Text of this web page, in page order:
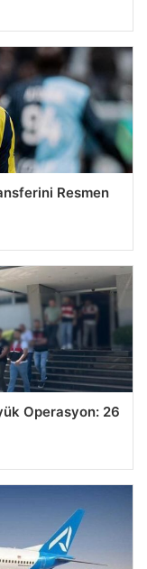
Resmen
Operasyon: 26